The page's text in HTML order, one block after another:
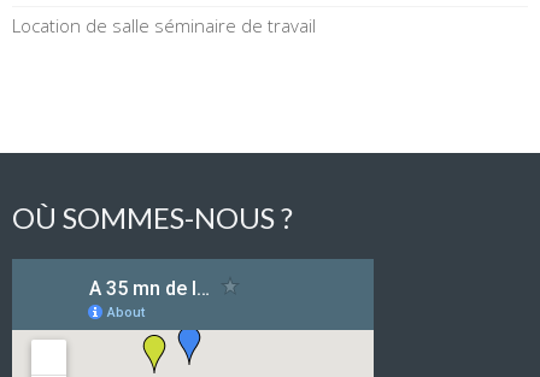
Location de salle séminaire de travail
OÙ SOMMES-NOUS ?